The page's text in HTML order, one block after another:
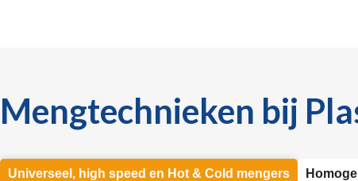
Mengtechnieken bij
Universeel, high speed en Hot & Cold mengers